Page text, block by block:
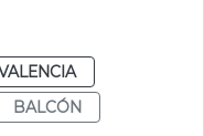
BALCÓN